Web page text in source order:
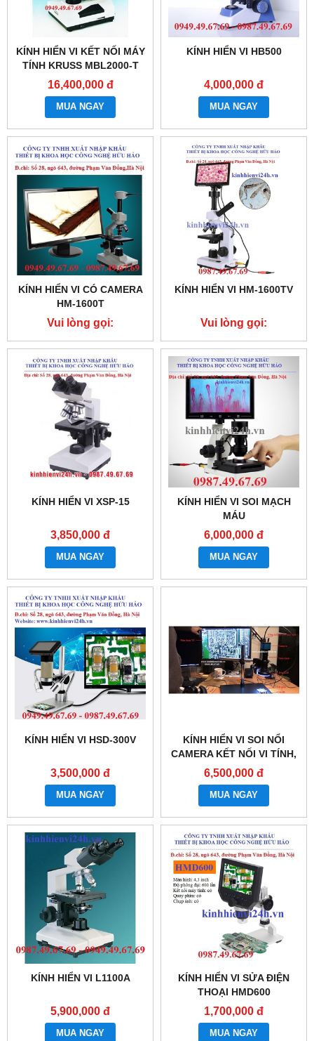
KÍNH HIỂN VI KẾT NỐI MÁY
TÍNH KRUSS MBL2000-T
16,400,000 đ
MUA NGAY
KÍNH HIỂN VI HB500
4,000,000 đ
MUA NGAY
KÍNH HIỂN VI CÓ CAMERA
HM-1600T
Vui lòng gọi:
0987.49.67.69
KÍNH HIỂN VI HM-1600TV
Vui lòng gọi:
0987.49.67.69
KÍNH HIỂN VI XSP-15
3,850,000 đ
MUA NGAY
KÍNH HIỂN VI SOI MẠCH
MÁU
6,000,000 đ
MUA NGAY
KÍNH HIỂN VI HSD-300V
3,500,000 đ
MUA NGAY
KÍNH HIỂN VI SOI NỔI
CAMERA KẾT NỐI VI TÍNH,
MÀN HÌNH TV HHM-216
6,500,000 đ
MUA NGAY
KÍNH HIỂN VI L1100A
5,900,000 đ
MUA NGAY
KÍNH HIỂN VI SỬA ĐIỆN
THOẠI HMD600
1,700,000 đ
MUA NGAY